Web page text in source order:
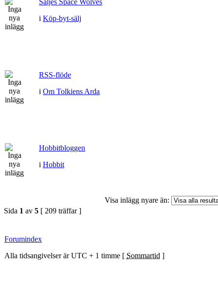
Säljes Space Wolves
i Köp-byt-sälj
RSS-flöde
i Om Tolkiens Arda
Hobbitbloggen
i Hobbit
Visa inlägg nyare än:
Sida 1 av 5 [ 209 träffar ]
Forumindex
Alla tidsangivelser är UTC + 1 timme [ Sommartid ]